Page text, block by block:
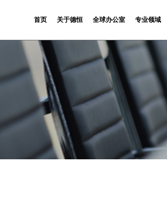
首页 关于德恒 全球办公室 专业领域